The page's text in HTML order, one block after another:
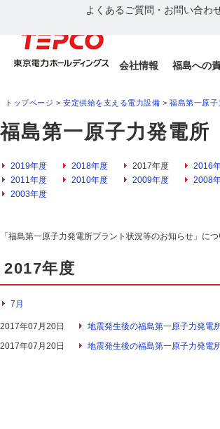
よくあるご質問・お問い合わ
会社情報 福島への
トップページ > 安定供給を支える電力設備 >福島第一原子
福島第一原子力発電所
2019年度 2018年度 2017年度 2016
2011年度
2010年度 2009年度 2008
2003年度
「福島第一原子力発電所プラント状況等のお知らせ」に
2017年度
7月
2017年07月20日
地震発生後の福島第一原子力発電
2017年07月20日
地震発生後の福島第一原子力発電